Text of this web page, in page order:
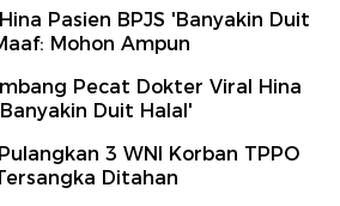
Pasien BPJS 'Banyakin Duit
Mohon Ampun
Pecat Dokter Viral Hina
Duit Halal'
3 WNI Korban TPPO
Ditahan